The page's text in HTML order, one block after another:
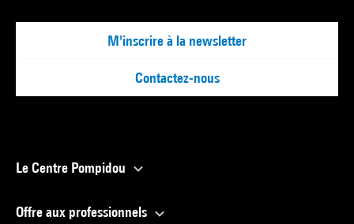
M'inscrire à la newsletter
Contactez-nous
Le Centre Pompidou
Offre aux professionnels